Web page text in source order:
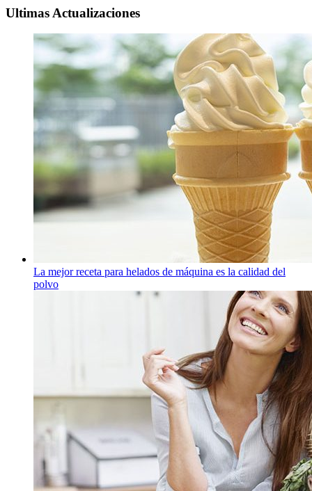
Ultimas Actualizaciones
La mejor receta para helados de máquina es la calidad del
polvo